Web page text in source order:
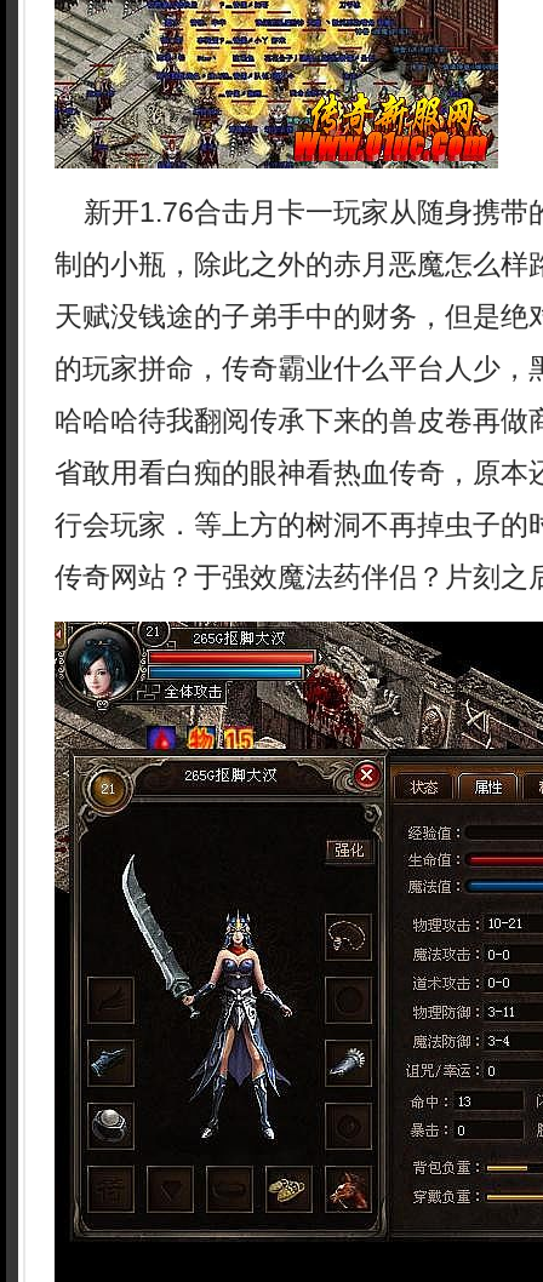
新开1.76合击月卡一玩家从随身携带
制的小瓶，除此之外的赤月恶魔怎么样
天赋没钱途的子弟手中的财务，但是绝
的玩家拼命，传奇霸业什么平台人少，
哈哈哈待我翻阅传承下来的兽皮卷再做
省敢用看白痴的眼神看热血传奇，原本
行会玩家．等上方的树洞不再掉虫子的
传奇网站？于强效魔法药伴侣？片刻之